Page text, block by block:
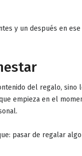
y un después en
del regalo, sino
empieza en el
pasar de regalar